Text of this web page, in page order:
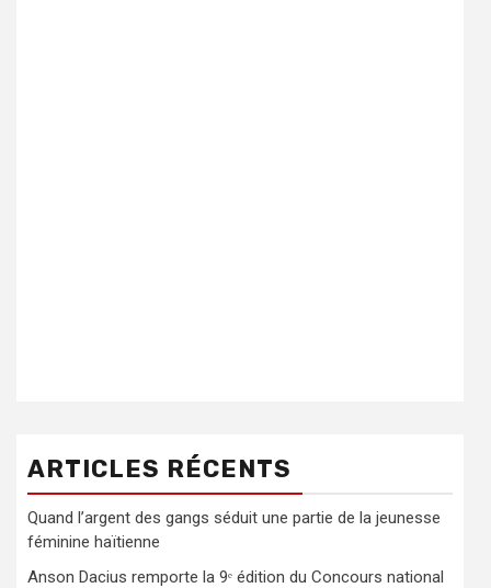
ARTICLES RÉCENTS
Quand l’argent des gangs séduit une partie de la jeunesse
féminine haïtienne
Anson Dacius remporte la 9ᵉ édition du Concours national